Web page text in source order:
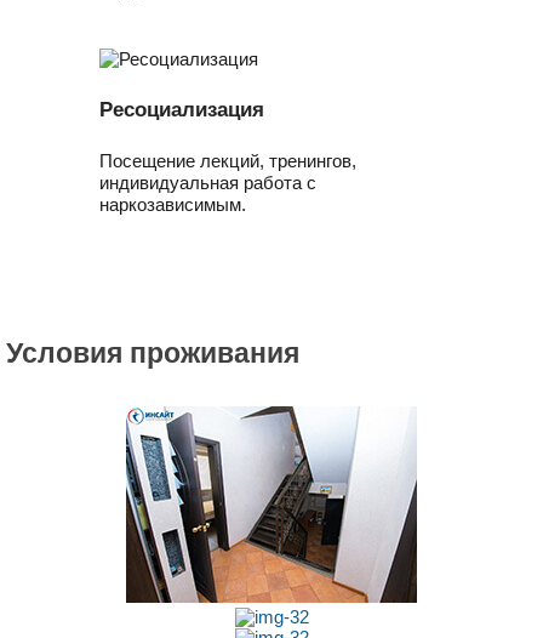
Ресоциализация
Посещение лекций, тренингов,
индивидуальная работа с
наркозависимым.
Условия проживания